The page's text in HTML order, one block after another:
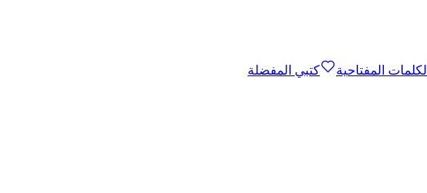
الكلمات المفتاحية
كتبي المفضلة